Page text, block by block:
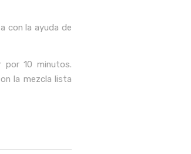
con la ayuda de
por 10 minutos.
la mezcla lista